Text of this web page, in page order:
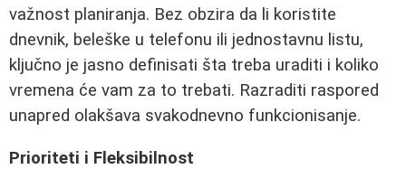
važnost planiranja. Bez obzira da li koristite
dnevnik, beleške u telefonu ili jednostavnu listu,
ključno je jasno definisati šta treba uraditi i koliko
vremena će vam za to trebati. Razraditi raspored
unapred olakšava svakodnevno funkcionisanje.
Prioriteti i Fleksibilnost